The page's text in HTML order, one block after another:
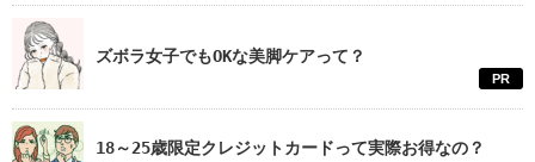
ズボラ女子でもOKな美脚ケアって？
PR
18～25歳限定クレジットカードって実際お得なの？